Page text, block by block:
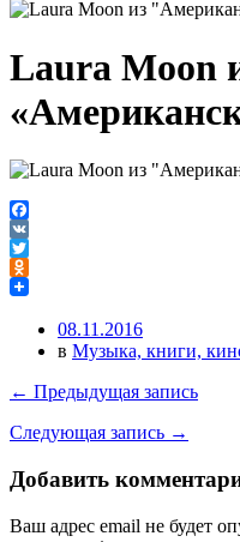
Laura Moon
Facebook
VK
Twitter
Odnoklassniki
08.11.2016
в Музыка, книги,
← Предыдущая запись
Следующая запись →
Добавить
Ваш адрес email не будет